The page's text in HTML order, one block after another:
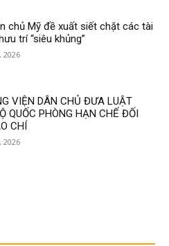
chủ Mỹ đề xuất siết chặt các tài
trí “siêu khủng”
2026
VIỆN DÂN CHỦ ĐƯA LUẬT
QUỐC PHÒNG HẠN CHẾ ĐỐI
CHÍ
2026